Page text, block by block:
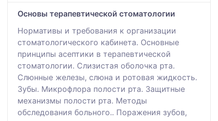
Основы терапевтической стоматологии
Нормативы и требования к организации
стоматологического кабинета. Основные
принципы асептики в терапевтической
стоматологии. Слизистая оболочка рта.
Слюнные железы, слюна и ротовая жидкость.
Зубы. Микрофлора полости рта. Защитные
механизмы полости рта. Методы
обследования больного.. Поражения зубов,